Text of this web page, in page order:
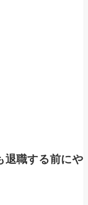
退職する前にや